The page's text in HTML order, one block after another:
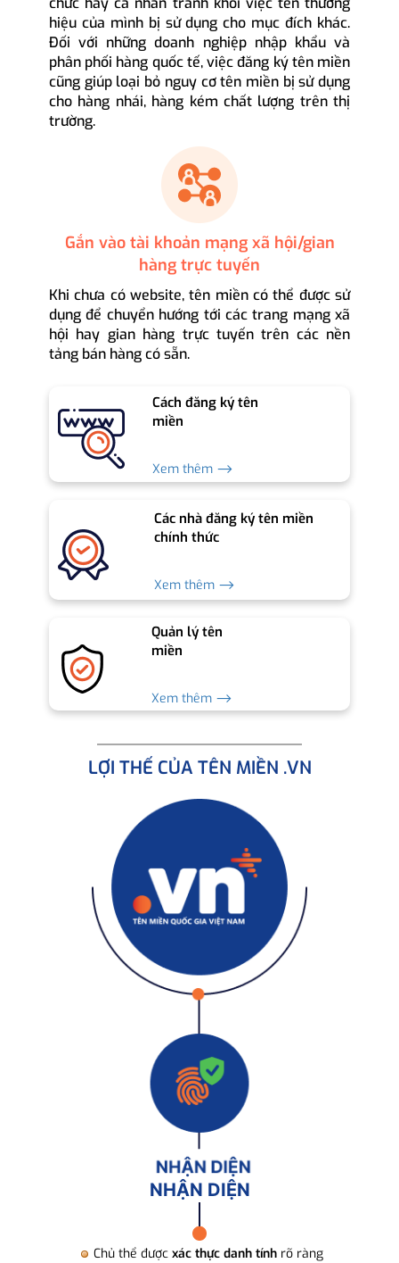
hiệu của mình bị sử dụng cho mục đích khác.
Đối với những doanh nghiệp nhập khẩu và
phân phối hàng quốc tế, việc đăng ký tên miền
cũng giúp loại bỏ nguy cơ tên miền bị sử dụng
cho hàng nhái, hàng kém chất lượng trên thị
trường.
Gắn vào tài khoản mạng xã hội/gian
hàng trực tuyến
Khi chưa có website, tên miền có thể được sử
dụng để chuyển hướng tới các trang mạng xã
hội hay gian hàng trực tuyến trên các nền
tảng bán hàng có sẵn.
Cách đăng ký tên
miền
Xem thêm ⟶
Các nhà đăng ký tên miền
chính thức
Xem thêm ⟶
Quản lý tên
miền
Xem thêm ⟶
LỢI THẾ CỦA TÊN MIỀN .VN
NHẬN DIỆN
Chủ thể được xác thực danh tính rõ ràng